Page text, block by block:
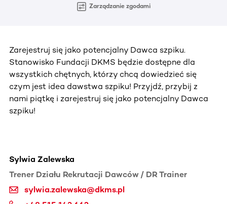
Zarządzanie zgodami
Zarejestruj się jako potencjalny Dawca szpiku.
Stanowisko Fundacji DKMS będzie dostępne dla
wszystkich chętnych, którzy chcą dowiedzieć się
czym jest idea dawstwa szpiku! Przyjdź, przybij z
nami piątkę i zarejestruj się jako potencjalny Dawca
szpiku!
Sylwia Zalewska
Trener Działu Rekrutacji Dawców / DR Trainer
sylwia.zalewska@dkms.pl